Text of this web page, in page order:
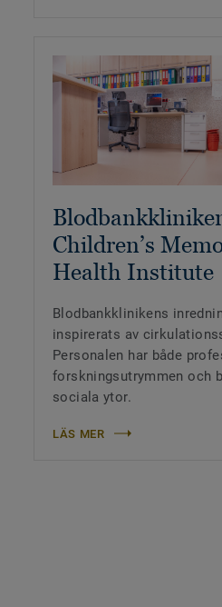
Children’s
Health Institute
Blodbankklinikens
inspirerats av
Personalen har både
forskningsutrymmen och
sociala ytor.
LÄS MER